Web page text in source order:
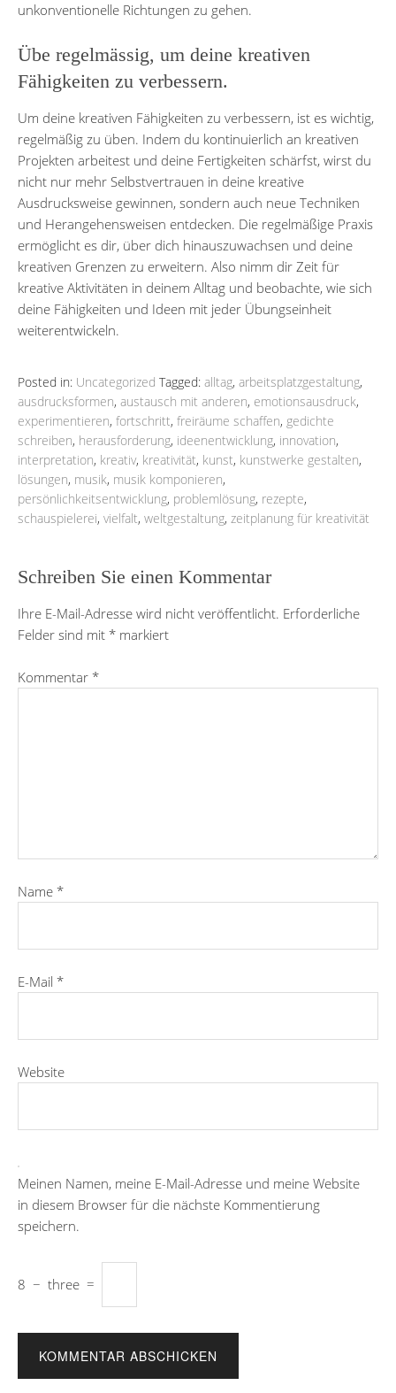
unkonventionelle Richtungen zu gehen.
Übe regelmässig, um deine kreativen
Fähigkeiten zu verbessern.
Um deine kreativen Fähigkeiten zu verbessern, ist es wichtig,
regelmäßig zu üben. Indem du kontinuierlich an kreativen
Projekten arbeitest und deine Fertigkeiten schärfst, wirst du
nicht nur mehr Selbstvertrauen in deine kreative
Ausdrucksweise gewinnen, sondern auch neue Techniken
und Herangehensweisen entdecken. Die regelmäßige Praxis
ermöglicht es dir, über dich hinauszuwachsen und deine
kreativen Grenzen zu erweitern. Also nimm dir Zeit für
kreative Aktivitäten in deinem Alltag und beobachte, wie sich
deine Fähigkeiten und Ideen mit jeder Übungseinheit
weiterentwickeln.
Posted in: Uncategorized Tagged: alltag, arbeitsplatzgestaltung,
ausdrucksformen, austausch mit anderen, emotionsausdruck,
experimentieren, fortschritt, freiräume schaffen, gedichte
schreiben, herausforderung, ideenentwicklung, innovation,
interpretation, kreativ, kreativität, kunst, kunstwerke gestalten,
lösungen, musik, musik komponieren,
persönlichkeitsentwicklung, problemlösung, rezepte,
schauspielerei, vielfalt, weltgestaltung, zeitplanung für kreativität
Schreiben Sie einen Kommentar
Ihre E-Mail-Adresse wird nicht veröffentlicht. Erforderliche
Felder sind mit * markiert
Kommentar *
Name *
E-Mail *
Website
Meinen Namen, meine E-Mail-Adresse und meine Website
in diesem Browser für die nächste Kommentierung
speichern.
8 − three =